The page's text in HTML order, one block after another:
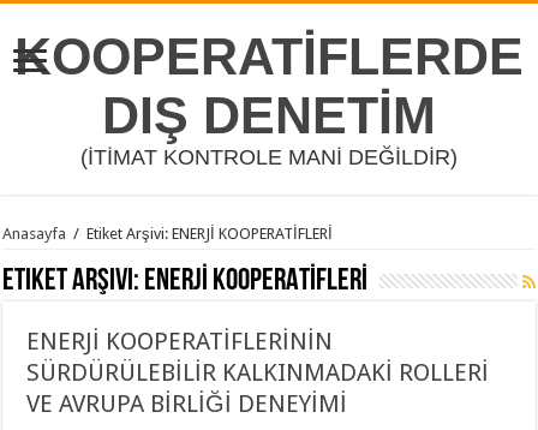
KOOPERATİFLERDE
DIŞ DENETİM
(İTİMAT KONTROLE MANİ DEĞİLDİR)
Anasayfa / Etiket Arşivi: ENERJİ KOOPERATİFLERİ
Etiket Arşivi: ENERJİ KOOPERATİFLERİ
ENERJİ KOOPERATİFLERİNİN
SÜRDÜRÜLEBİLİR KALKINMADAKİ ROLLERİ
VE AVRUPA BİRLİĞİ DENEYİMİ